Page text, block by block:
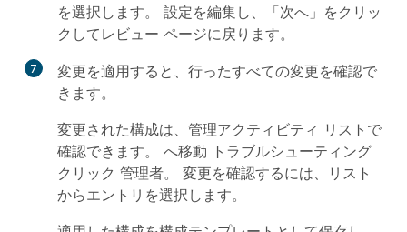
を選択します。 設定を編集し、「次へ」をクリッ
クしてレビュー ページに戻ります。
7
変更を適用すると、行ったすべての変更を確認で
きます。
変更された構成は、管理アクティビティ リストで
確認できます。 へ移動 トラブルシューティング
クリック 管理者。 変更を確認するには、リスト
からエントリを選択します。